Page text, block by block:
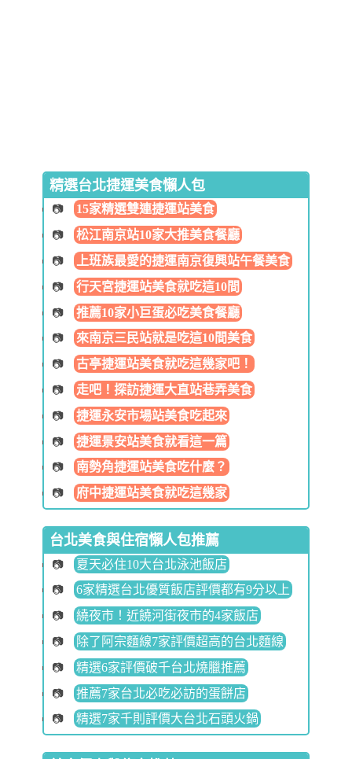
精選台北捷運美食懶人包
15家精選雙連捷運站美食
松江南京站10家大推美食餐廳
上班族最愛的捷運南京復興站午餐美食
行天宮捷運站美食就吃這10間
推薦10家小巨蛋必吃美食餐廳
來南京三民站就是吃這10間美食
古亭捷運站美食就吃這幾家吧！
走吧！探訪捷運大直站巷弄美食
捷運永安市場站美食吃起來
捷運景安站美食就看這一篇
南勢角捷運站美食吃什麼？
府中捷運站美食就吃這幾家
台北美食與住宿懶人包推薦
夏天必住10大台北泳池飯店
6家精選台北優質飯店評價都有9分以上
繞夜市！近饒河街夜市的4家飯店
除了阿宗麵線7家評價超高的台北麵線
精選6家評價破千台北燒臘推薦
推薦7家台北必吃必訪的蛋餅店
精選7家千則評價大台北石頭火鍋